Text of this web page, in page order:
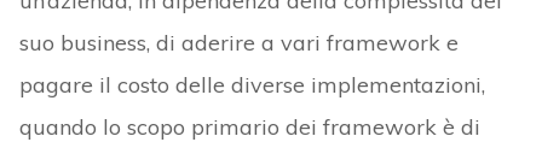
suo business, di aderire a vari framework e
pagare il costo delle diverse implementazioni,
quando lo scopo primario dei framework è di